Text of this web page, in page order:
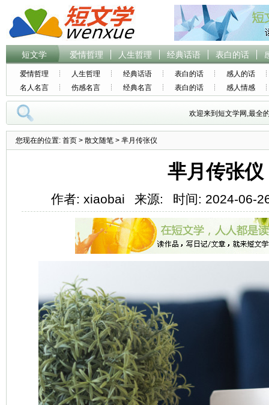
短文学 爱情哲理 人生哲理 经典话语 表白的话
爱情哲理 人生哲理 经典话语 表白的话
感人的话
名人名言
伤感名言 经典名言 表白的话 感人情感
欢迎来到短文学网,最全
您现在的位置: 首页 > 散文随笔 > 芈月传张仪
芈月传张仪
作者: xiaobai 来源: 时间: 2024-06-